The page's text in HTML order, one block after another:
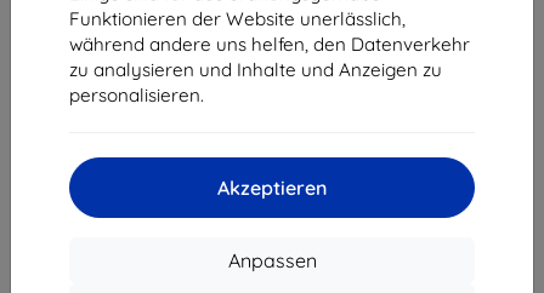
Funktionieren der Website unerlässlich,
während andere uns helfen, den Datenverkehr
zu analysieren und Inhalte und Anzeigen zu
personalisieren.
Akzeptieren
Anpassen
1